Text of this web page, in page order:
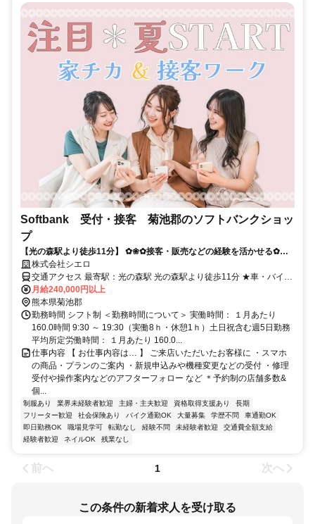
Softbank 受付・接客 菊池郡のソフトバンクショッ
プ
【光の森駅より徒歩11分】 ✿❀✿接客・販売などの経験を活かせる✿❀✿
【高収入&理想の勤務地】で自分らしく働こう★
株式会社シエロ
交通アクセス 最寄駅：光の森駅 光の森駅より徒歩11分 ★車・バイク
通勤OK
月給240,000円以上
熊本県菊池郡
勤務時間 シフト制 ＜勤務時間について＞ 実働時間： １月あたり
160.0時間 9:30 ～ 19:30（実働8ｈ・休憩1ｈ）土日祝含む週5日勤務
平均所定労働時間： １月あたり 160.0...
仕事内容 【 お仕事内容は… 】 ご来店いただいたお客様に ・スマホ
の商品・プランのご案内 ・新規申込みや機種変更などの受付 ・修理
受付や操作案内などのアフターフォロー など ＊予約制の店舗多数&
個...
制服あり 業界未経験者歓迎 主婦・主夫歓迎 資格取得支援あり
長期
フリーター歓迎
社会保険あり バイク通勤OK 大量募集 学歴不問
車通勤OK
即日勤務OK
職場見学可 転勤なし 経験不問 未経験者歓迎
交通費全額支給
経験者歓迎
ネイルOK 残業なし
前へ 1 次へ
この条件の新着求人を受け取る